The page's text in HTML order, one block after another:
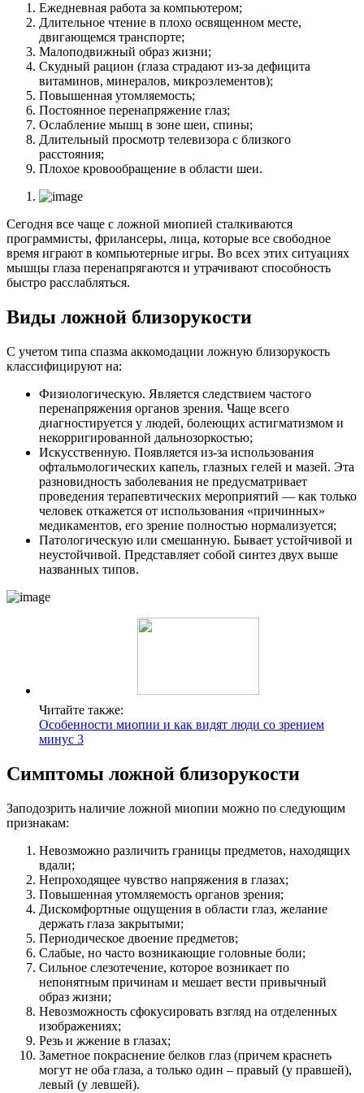
Ежедневная работа за компьютером;
Длительное чтение в плохо освященном месте,
двигающемся транспорте;
Малоподвижный образ жизни;
Скудный рацион (глаза страдают из-за дефицита
витаминов, минералов, микроэлементов);
Повышенная утомляемость;
Постоянное перенапряжение глаз;
Ослабление мышц в зоне шеи, спины;
Длительный просмотр телевизора с близкого
расстояния;
Плохое кровообращение в области шеи.
Сегодня все чаще с ложной миопией сталкиваются
программисты, фрилансеры, лица, которые все свободное
время играют в компьютерные игры. Во всех этих ситуациях
мышцы глаза перенапрягаются и утрачивают способность
быстро расслабляться.
Виды ложной близорукости
С учетом типа спазма аккомодации ложную близорукость
классифицируют на:
Физиологическую. Является следствием частого
перенапряжения органов зрения. Чаще всего
диагностируется у людей, болеющих астигматизмом и
некорригированной дальнозоркостью;
Искусственную. Появляется из-за использования
офтальмологических капель, глазных гелей и мазей. Эта
разновидность заболевания не предусматривает
проведения терапевтических мероприятий — как только
человек откажется от использования «причинных»
медикаментов, его зрение полностью нормализуется;
Патологическую или смешанную. Бывает устойчивой и
неустойчивой. Представляет собой синтез двух выше
названных типов.
Читайте также:
Особенности миопии и как видят люди со зрением
минус 3
Симптомы ложной близорукости
Заподозрить наличие ложной миопии можно по следующим
признакам:
Невозможно различить границы предметов, находящих
вдали;
Непроходящее чувство напряжения в глазах;
Повышенная утомляемость органов зрения;
Дискомфортные ощущения в области глаз, желание
держать глаза закрытыми;
Периодическое двоение предметов;
Слабые, но часто возникающие головные боли;
Сильное слезотечение, которое возникает по
непонятным причинам и мешает вести привычный
образ жизни;
Невозможность сфокусировать взгляд на отделенных
изображениях;
Резь и жжение в глазах;
Заметное покраснение белков глаз (причем краснеть
могут не оба глаза, а только один – правый (у правшей),
левый (у левшей).